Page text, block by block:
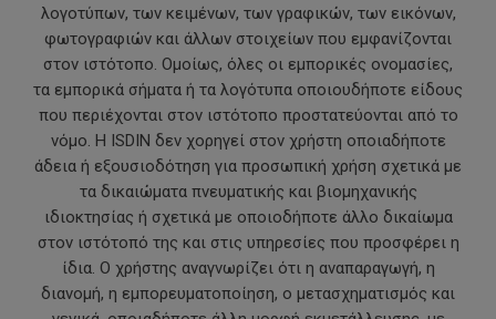
λογοτύπων, των κειμένων, των γραφικών, των εικόνων,
φωτογραφιών και άλλων στοιχείων που εμφανίζονται
στον ιστότοπο. Ομοίως, όλες οι εμπορικές ονομασίες,
τα εμπορικά σήματα ή τα λογότυπα οποιουδήποτε είδους
που περιέχονται στον ιστότοπο προστατεύονται από το
νόμο. Η ISDIN δεν χορηγεί στον χρήστη οποιαδήποτε
άδεια ή εξουσιοδότηση για προσωπική χρήση σχετικά με
τα δικαιώματα πνευματικής και βιομηχανικής
ιδιοκτησίας ή σχετικά με οποιοδήποτε άλλο δικαίωμα
στον ιστότοπό της και στις υπηρεσίες που προσφέρει η
ίδια. Ο χρήστης αναγνωρίζει ότι η αναπαραγωγή, η
διανομή, η εμπορευματοποίηση, ο μετασχηματισμός και